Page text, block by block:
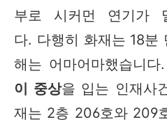
부로 시커먼 연기가
다. 다행히 화재는 18분
해는 어마어마했습니다.
이 중상을 입는 인재사
재는 2층 206호와 209